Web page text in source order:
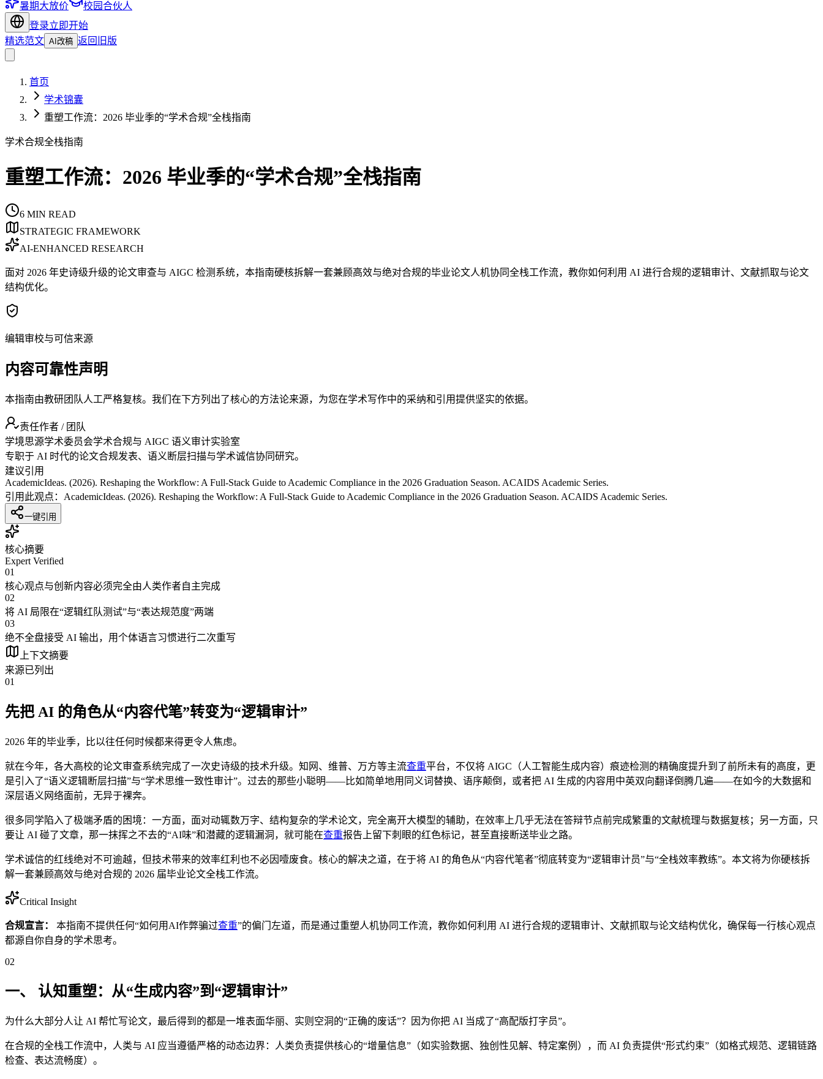
暑期大放价
校园合伙人
登录立即开始
精选范文 AI改稿 返回旧版
首页
学术锦囊
重塑工作流：2026 毕业季的“学术合规”全栈指南
学术合规全栈指南
重塑工作流：2026 毕业季的“学术合规”全栈指南
6 MIN READ
STRATEGIC FRAMEWORK
AI-ENHANCED RESEARCH
面对 2026 年史诗级升级的论文审查与 AIGC 检测系统，本指南硬核拆解一套兼顾高效与绝对合规的毕业论文人机协同全栈工作流，教你如何利用 AI 进行合规的逻辑审计、文献抓取与论文
结构优化。
编辑审校与可信来源
内容可靠性声明
本指南由教研团队人工严格复核。我们在下方列出了核心的方法论来源，为您在学术写作中的采纳和引用提供坚实的依据。
责任作者 / 团队
学境思源学术委员会学术合规与 AIGC 语义审计实验室
专职于 AI 时代的论文合规发表、语义断层扫描与学术诚信协同研究。
建议引用
AcademicIdeas. (2026). Reshaping the Workflow: A Full-Stack Guide to Academic Compliance in the 2026 Graduation Season. ACAIDS Academic Series.
引用此观点： AcademicIdeas. (2026). Reshaping the Workflow: A Full-Stack Guide to Academic Compliance in the 2026 Graduation Season. ACAIDS Academic Series.
一键引用
核心摘要
Expert Verified
01
核心观点与创新内容必须完全由人类作者自主完成
02
将 AI 局限在“逻辑红队测试”与“表达规范度”两端
03
绝不全盘接受 AI 输出，用个体语言习惯进行二次重写
上下文摘要
来源已列出
01
先把 AI 的角色从“内容代笔”转变为“逻辑审计”
2026 年的毕业季，比以往任何时候都来得更令人焦虑。
就在今年，各大高校的论文审查系统完成了一次史诗级的技术升级。知网、维普、万方等主流查重平台，不仅将 AIGC（人工智能生成内容）痕迹检测的精确度提升到了前所未有的高度，更
是引入了“语义逻辑断层扫描”与“学术思维一致性审计”。过去的那些小聪明——比如简单地用同义词替换、语序颠倒，或者把 AI 生成的内容用中英双向翻译倒腾几遍——在如今的大数据和
深层语义网络面前，无异于裸奔。
很多同学陷入了极端矛盾的困境：一方面，面对动辄数万字、结构复杂的学术论文，完全离开大模型的辅助，在效率上几乎无法在答辩节点前完成繁重的文献梳理与数据复核；另一方面，只
要让 AI 碰了文章，那一抹挥之不去的“AI味”和潜藏的逻辑漏洞，就可能在查重报告上留下刺眼的红色标记，甚至直接断送毕业之路。
学术诚信的红线绝对不可逾越，但技术带来的效率红利也不必因噎废食。核心的解决之道，在于将 AI 的角色从“内容代笔者”彻底转变为“逻辑审计员”与“全栈效率教练”。本文将为你硬核拆
解一套兼顾高效与绝对合规的 2026 届毕业论文全栈工作流。
Critical Insight
合规宣言： 本指南不提供任何“如何用AI作弊骗过查重”的偏门左道，而是通过重塑人机协同工作流，教你如何利用 AI 进行合规的逻辑审计、文献抓取与论文结构优化，确保每一行核心观点
都源自你自身的学术思考。
02
一、 认知重塑：从“生成内容”到“逻辑审计”
为什么大部分人让 AI 帮忙写论文，最后得到的都是一堆表面华丽、实则空洞的“正确的废话”？因为你把 AI 当成了“高配版打字员”。
在合规的全栈工作流中，人类与 AI 应当遵循严格的动态边界：人类负责提供核心的“增量信息”（如实验数据、独创性见解、特定案例），而 AI 负责提供“形式约束”（如格式规范、逻辑链路
检查、表达流畅度）。